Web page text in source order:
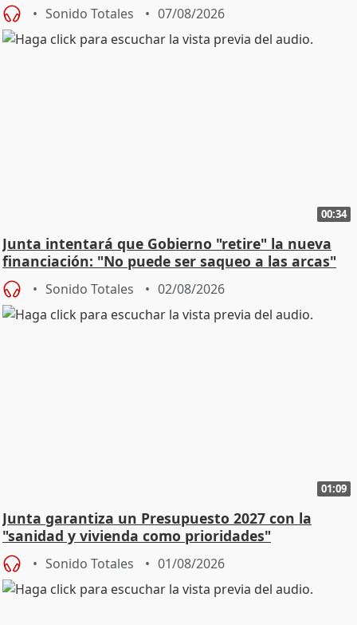
Sonido Totales 07/08/2026
00:34
Junta intentará que Gobierno "retire" la nueva
financiación: "No puede ser saqueo a las arcas"
Sonido Totales 02/08/2026
01:09
Junta garantiza un Presupuesto 2027 con la
"sanidad y vivienda como prioridades"
Sonido Totales 01/08/2026